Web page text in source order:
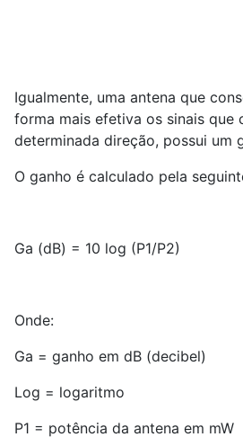
Igualmente, uma antena que
forma mais efetiva os sinais que
determinada direção, possui um
O ganho é calculado pela
Ga (dB) = 10 log (P1/P2)
Onde:
Ga = ganho em dB (decibel)
Log = logaritmo
P1 = potência da antena em mW